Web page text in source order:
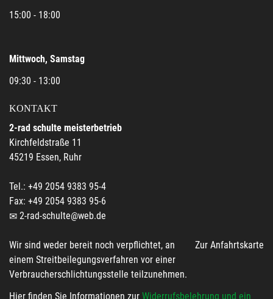
15:00 - 18:00
Mittwoch, Samstag
09:30 - 13:00
KONTAKT
2-rad schulte meisterbetrieb
Kirchfeldstraße 11
45219 Essen, Ruhr
Tel.: +49 2054 9383 95-4
Fax: +49 2054 9383 95-6
2-rad-schulte@web.de
Zur Anfahrtskarte
Wir sind weder bereit noch verpflichtet, an
einem Streitbeilegungsverfahren vor einer
Verbraucherschlichtungsstelle teilzunehmen.
Hier finden Sie Informationen zur Widerrufsbelehrung und ein